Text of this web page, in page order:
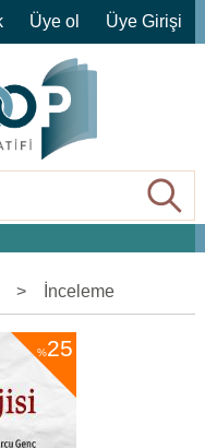
Üye ol Üye Girişi
> İnceleme
%25